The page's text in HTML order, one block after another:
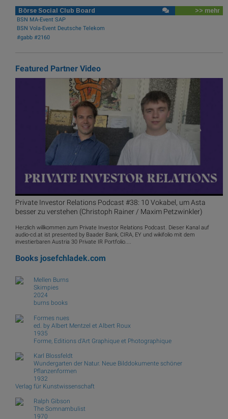
Börse Social Club Board >> mehr
BSN MA-Event SAP
BSN Vola-Event Deutsche Telekom
#gabb #2160
Featured Partner Video
Private Investor Relations Podcast #38: 10 Vokabel, um Asta
besser zu verstehen (Christoph Rainer / Maxim Petzwinkler)
Herzlich willkommen zum Private Investor Relations Podcast. Dieser Kanal auf
audio-cd.at ist presented by Baader Bank, CIRA, EY und wikifolio mit dem
investierbaren Austria 30 Private IR Portfolio....
Books josefchladek.com
Mellen Burns
Skimpies
2024
burns books
Formes nues
ed. by Albert Mentzel et Albert Roux
1935
Forme, Editions d'Art Graphique et Photographique
Karl Blossfeldt
Wundergarten der Natur. Neue Bilddokumente schöner
Pflanzenformen
1932
Verlag für Kunstwissenschaft
Ralph Gibson
The Somnambulist
1970